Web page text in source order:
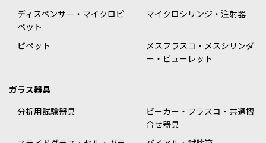
ディスペンサー・マイクロピ
ペット
マイクロシリンジ・注射器
ピペット
メスフラスコ・メスシリンダ
ー・ビューレット
ガラス器具
分析用試験器具
ビーカー・フラスコ・共通摺
合せ器具